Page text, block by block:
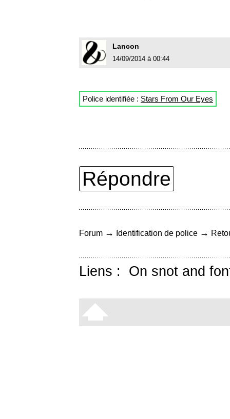
Lancon
14/09/2014 à 00:44
Police identifiée : Stars From Our Eyes
Répondre
Forum → Identification de police →
Liens : On snot and